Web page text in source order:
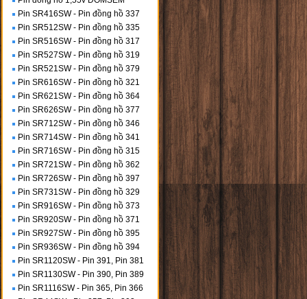
Pin SR416SW - Pin đồng hồ 337
Pin SR512SW - Pin đồng hồ 335
Pin SR516SW - Pin đồng hồ 317
Pin SR527SW - Pin đồng hồ 319
Pin SR521SW - Pin đồng hồ 379
Pin SR616SW - Pin đồng hồ 321
Pin SR621SW - Pin đồng hồ 364
Pin SR626SW - Pin đồng hồ 377
Pin SR712SW - Pin đồng hồ 346
Pin SR714SW - Pin đồng hồ 341
Pin SR716SW - Pin đồng hồ 315
Pin SR721SW - Pin đồng hồ 362
Pin SR726SW - Pin đồng hồ 397
Pin SR731SW - Pin đồng hồ 329
Pin SR916SW - Pin đồng hồ 373
Pin SR920SW - Pin đồng hồ 371
Pin SR927SW - Pin đồng hồ 395
Pin SR936SW - Pin đồng hồ 394
Pin SR1120SW - Pin 391, Pin 381
Pin SR1130SW - Pin 390, Pin 389
Pin SR1116SW - Pin 365, Pin 366